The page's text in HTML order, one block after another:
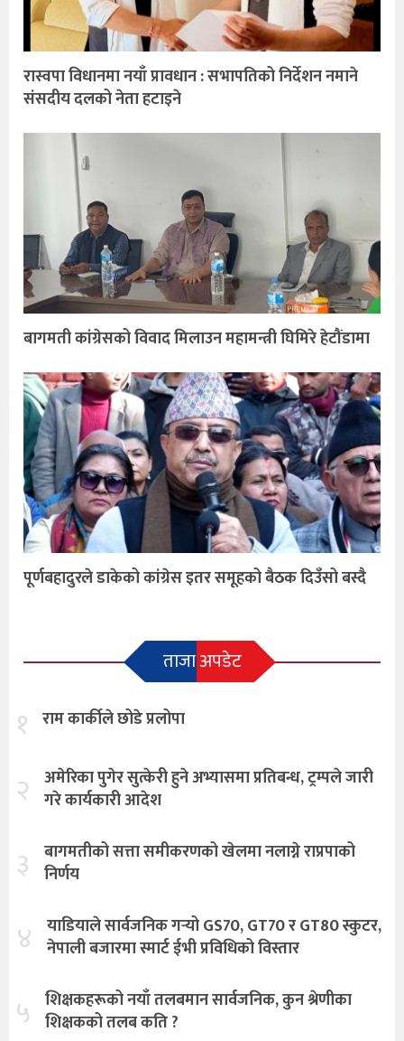
रास्वपा विधानमा नयाँ प्रावधान : सभापतिको निर्देशन नमाने
संसदीय दलको नेता हटाइने
बागमती कांग्रेसको विवाद मिलाउन महामन्त्री घिमिरे हेटौंडामा
पूर्णबहादुरले डाकेको कांग्रेस इतर समूहको बैठक दिउँसो बस्दै
ताजा अपडेट
१ राम कार्कीले छोडे प्रलोपा
२ अमेरिका पुगेर सुत्केरी हुने अभ्यासमा प्रतिबन्ध, ट्रम्पले जारी
गरे कार्यकारी आदेश
३ बागमतीको सत्ता समीकरणको खेलमा नलाग्ने राप्रपाको
निर्णय
४ याडियाले सार्वजनिक गर्‍यो GS70, GT70 र GT80 स्कुटर,
नेपाली बजारमा स्मार्ट ईभी प्रविधिको विस्तार
५ शिक्षकहरूको नयाँ तलबमान सार्वजनिक, कुन श्रेणीका
शिक्षकको तलब कति ?